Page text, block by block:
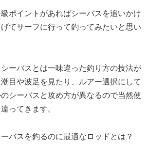
ポイントがあればシーバスを追いかけ
てサーフに行って釣ってみたいと思い
ーバスとは一味違った釣り方の技法が
目や波足を見たり、ルアー選択にして
シーバスと攻め方が異なるので当然使
ってきます。
バスを釣るのに最適なロッドとは？